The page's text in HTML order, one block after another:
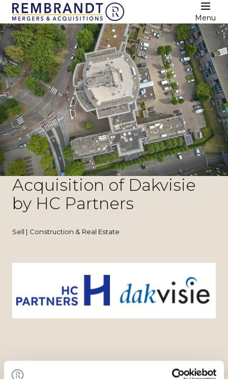
Menu
Acquisition of Dakvisie
by HC Partners
Sell | Construction & Real Estate